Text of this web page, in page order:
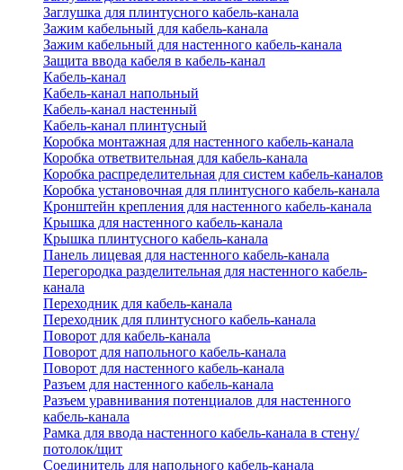
Заглушка для плинтусного кабель-канала
Зажим кабельный для кабель-канала
Зажим кабельный для настенного кабель-канала
Защита ввода кабеля в кабель-канал
Кабель-канал
Кабель-канал напольный
Кабель-канал настенный
Кабель-канал плинтусный
Коробка монтажная для настенного кабель-канала
Коробка ответвительная для кабель-канала
Коробка распределительная для систем кабель-каналов
Коробка установочная для плинтусного кабель-канала
Кронштейн крепления для настенного кабель-канала
Крышка для настенного кабель-канала
Крышка плинтусного кабель-канала
Панель лицевая для настенного кабель-канала
Перегородка разделительная для настенного кабель-
канала
Переходник для кабель-канала
Переходник для плинтусного кабель-канала
Поворот для кабель-канала
Поворот для напольного кабель-канала
Поворот для настенного кабель-канала
Разъем для настенного кабель-канала
Разъем уравнивания потенциалов для настенного
кабель-канала
Рамка для ввода настенного кабель-канала в стену/
потолок/щит
Соединитель для напольного кабель-канала